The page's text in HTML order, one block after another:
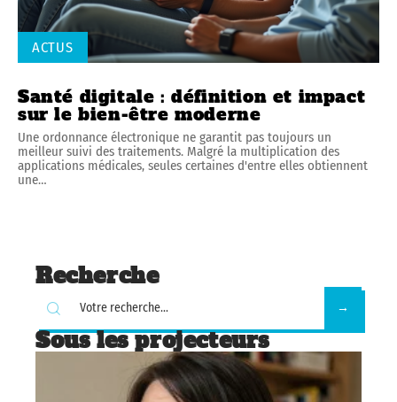
ACTUS
Santé digitale : définition et impact
sur le bien-être moderne
Une ordonnance électronique ne garantit pas toujours un
meilleur suivi des traitements. Malgré la multiplication des
applications médicales, seules certaines d'entre elles obtiennent
une…
Recherche
Sous les projecteurs